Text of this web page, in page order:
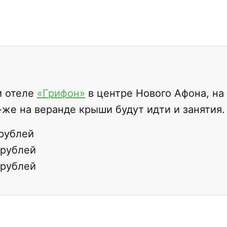
отеле «Грифон» в центре Нового Афона, на
на веранде крыши будут идти и занятия.